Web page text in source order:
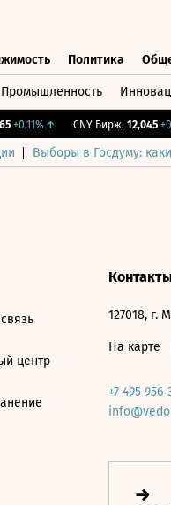
Политика
Промышленность
+0,11%↑ CNY Бирж. 12,045
Выборы в Госдуму:
центр
127018, г.
На карте
+7 495